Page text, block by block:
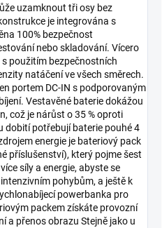
uzamknout tři osy bez
je integrována s
100% bezpečnost
nebo skladování. Vícero
použitím bezpečnostních
natáčení ve všech směrech.
portem DC-IN s podporovaným
Vestavěné baterie dokážou
což je nárůst o 35 % oproti
dobití potřebují baterie pouhé 4
energie je bateriový pack
příslušenství), který pojme šest
síly a energie, abyste se
pohybům, a ještě k
powerbanka pro
packem získáte provozní
a přenos obrazu Stejně jako u